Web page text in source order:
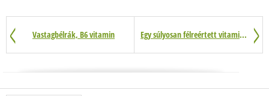
Vastagbélrák, B6 vitamin Egy súlyosan félreértett vitamin…